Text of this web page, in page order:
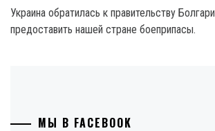
Украина обратилась к правительству
предоставить нашей стране боеприпасы.
МЫ В FACEBOOK